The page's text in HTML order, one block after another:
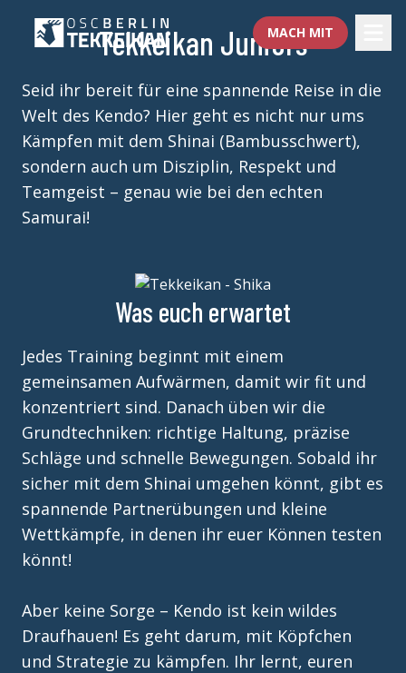
MACH MIT
TEKKEIKAN
JUNIORS
Tekkeikan Juniors
Seid ihr bereit für eine spannende Reise in die
Welt des Kendo? Hier geht es nicht nur ums
Kämpfen mit dem Shinai (Bambusschwert),
sondern auch um Disziplin, Respekt und
Teamgeist – genau wie bei den echten
Samurai!
Was euch erwartet
Jedes Training beginnt mit einem
gemeinsamen Aufwärmen, damit wir fit und
konzentriert sind. Danach üben wir die
Grundtechniken: richtige Haltung, präzise
Schläge und schnelle Bewegungen. Sobald ihr
sicher mit dem Shinai umgehen könnt, gibt es
spannende Partnerübungen und kleine
Wettkämpfe, in denen ihr euer Können testen
könnt!
Aber keine Sorge – Kendo ist kein wildes
Draufhauen! Es geht darum, mit Köpfchen
und Strategie zu kämpfen. Ihr lernt, euren